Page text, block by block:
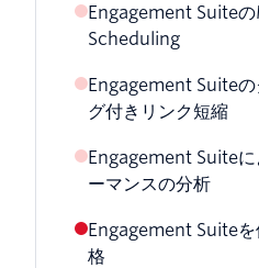
Engagement Suite
Scheduling
Engagement Suite
グ付きリンク短縮
Engagement Suite
ーマンスの分析
Engagement Suite
格